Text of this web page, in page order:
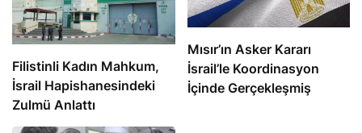
Filistinli Kadın Mahkum,
İsrail Hapishanesindeki
Zulmü Anlattı
Mısır’ın Asker Kararı
İsrail’le Koordinasyon
İçinde Gerçekleşmiş